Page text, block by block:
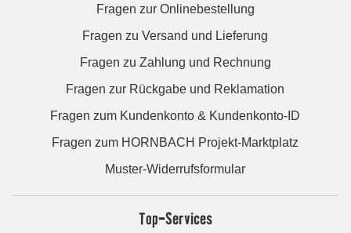
Fragen zur Onlinebestellung
Fragen zu Versand und Lieferung
Fragen zu Zahlung und Rechnung
Fragen zur Rückgabe und Reklamation
Fragen zum Kundenkonto & Kundenkonto-ID
Fragen zum HORNBACH Projekt-Marktplatz
Muster-Widerrufsformular
Top-Services